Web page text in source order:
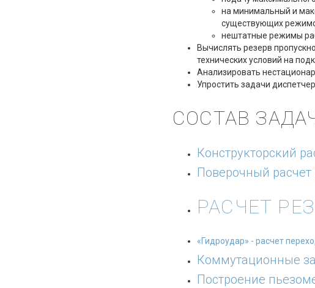
на минимальный и
существующих
нештатные режимы
Вычислять резерв
технических условий на
Анализировать
Упростить задачи
СОСТАВ ЗАДАЧ
Конструкторский
Поверочный расчет
РАСЧЕТ
«Гидроудар» - расчет
Коммутационные
Построение